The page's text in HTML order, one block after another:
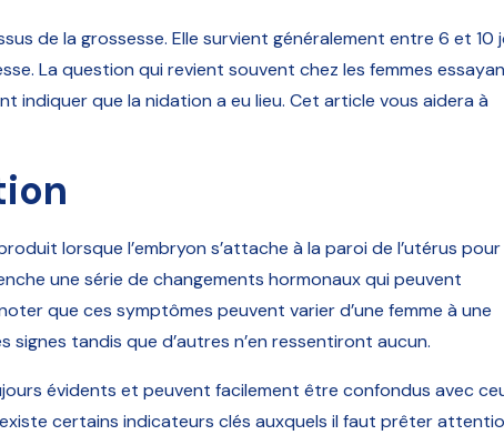
de la grossesse. Elle survient généralement entre 6 et 10
La question qui revient souvent chez les femmes
indiquer que la nidation a eu lieu. Cet article vous aidera à
lorsque l’embryon s’attache à la paroi de l’utérus pour
une série de changements hormonaux qui peuvent
que ces symptômes peuvent varier d’une femme à une
tandis que d’autres n’en ressentiront aucun.
évidents et peuvent facilement être confondus avec
certains indicateurs clés auxquels il faut prêter